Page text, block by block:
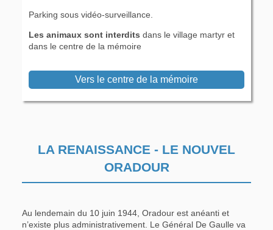
Parking sous vidéo-surveillance.
Les animaux sont interdits dans le village martyr et
dans le centre de la mémoire
Vers le centre de la mémoire
LA RENAISSANCE - LE NOUVEL
ORADOUR
Au lendemain du 10 juin 1944, Oradour est anéanti et
n’existe plus administrativement. Le Général De Gaulle va